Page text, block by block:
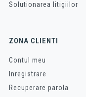
Solutionarea litigiilor
ZONA CLIENTI
Contul meu
Inregistrare
Recuperare parola